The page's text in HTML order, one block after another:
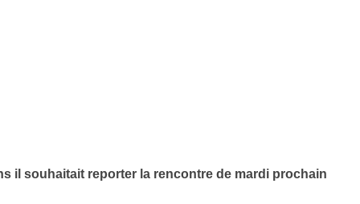
il souhaitait reporter la rencontre de mardi prochain